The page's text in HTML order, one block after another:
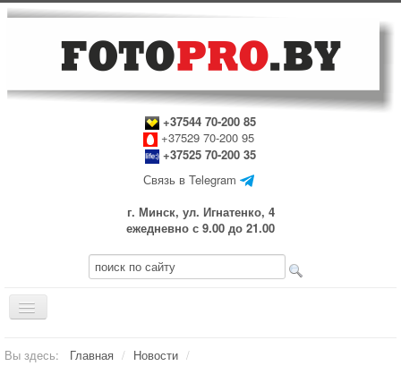
+37544 70-200 85
+37529 70-200 95
+37525 70-200 35
Связь в Telegram
г. Минск, ул. Игнатенко, 4
ежедневно с 9.00 до 21.00
Включить/
Главная
Вы здесь: Главная / Новости /